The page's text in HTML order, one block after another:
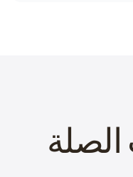
الصلة